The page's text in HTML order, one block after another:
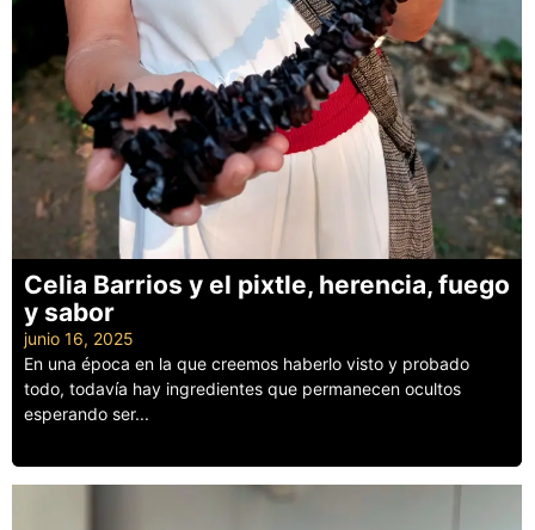
Celia Barrios y el pixtle, herencia, fuego
y sabor
junio 16, 2025
En una época en la que creemos haberlo visto y probado
todo, todavía hay ingredientes que permanecen ocultos
esperando ser...